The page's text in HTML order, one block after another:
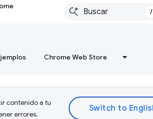
/
Chrome Web Store
contenido a tu
errores.